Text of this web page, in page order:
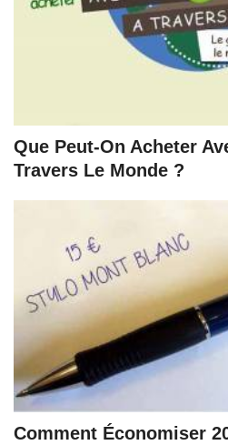
Que Peut-On Acheter
Travers Le Monde ?
Comment Économiser